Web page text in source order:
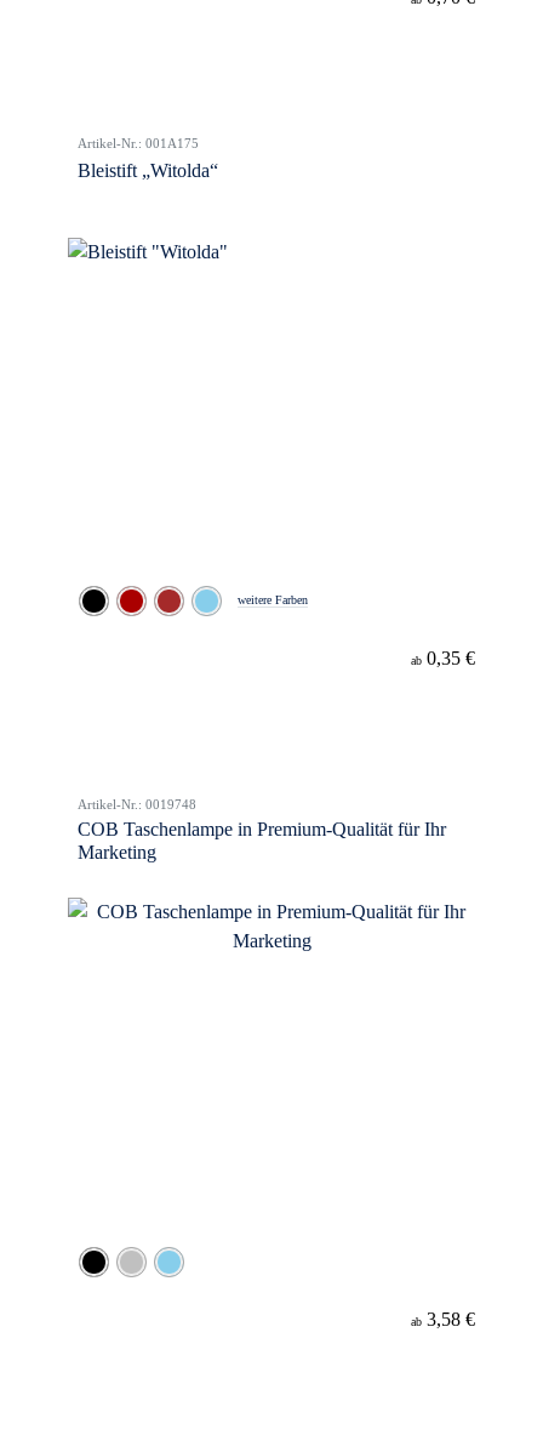
Artikel-Nr.: 001A175
Bleistift „Witolda“
weitere Farben
ab 0,35 €
Artikel-Nr.: 0019748
COB Taschenlampe in Premium-Qualität für Ihr
Marketing
ab 3,58 €